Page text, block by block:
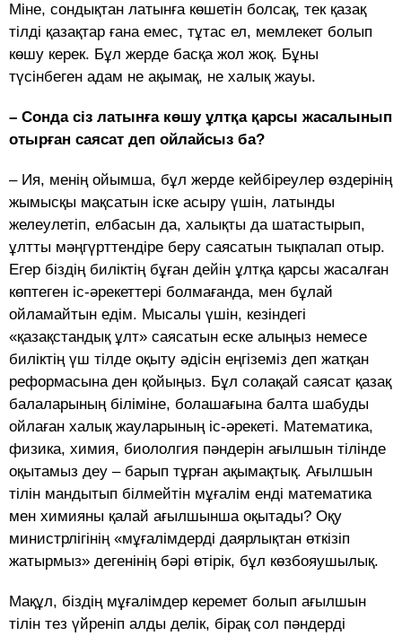
Міне, сондықтан латынға көшетін болсақ, тек қазақ
тілді қазақтар ғана емес, тұтас ел, мемлекет болып
көшу керек. Бұл жерде басқа жол жоқ. Бұны
түсінбеген адам не ақымақ, не халық жауы.
– Сонда сіз латынға көшу ұлтқа қарсы жасалынып
отырған саясат деп ойлайсыз ба?
– Ия, менің ойымша, бұл жерде кейбіреулер өздерінің
жымысқы мақсатын іске асыру үшін, латынды
желеулетіп, елбасын да, халықты да шатастырып,
ұлтты мәңгүрттендіре беру саясатын тықпалап отыр.
Егер біздің биліктің бұған дейін ұлтқа қарсы жасалған
көптеген іс-әрекеттері болмағанда, мен бұлай
ойламайтын едім. Мысалы үшін, кезіндегі
«қазақстандық ұлт» саясатын еске алыңыз немесе
биліктің үш тілде оқыту әдісін еңгіземіз деп жатқан
реформасына ден қойыңыз. Бұл солақай саясат қазақ
балаларының біліміне, болашағына балта шабуды
ойлаған халық жауларының іс-әрекеті. Математика,
физика, химия, биололгия пәндерін ағылшын тілінде
оқытамыз деу – барып тұрған ақымақтық. Ағылшын
тілін мандытып білмейтін мұғалім енді математика
мен химияны қалай ағылшынша оқытады? Оқу
министрлігінің «мұғалімдерді даярлықтан өткізіп
жатырмыз» дегенінің бәрі өтірік, бұл көзбояушылық.
Мақұл, біздің мұғалімдер керемет болып ағылшын
тілін тез үйреніп алды делік, бірақ сол пәндерді